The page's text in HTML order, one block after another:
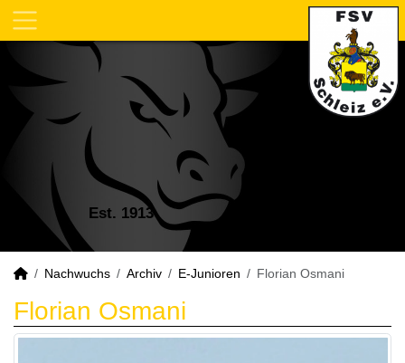
Est. 1913
Nachwuchs Archiv E-Junioren Florian Osmani
Florian Osmani